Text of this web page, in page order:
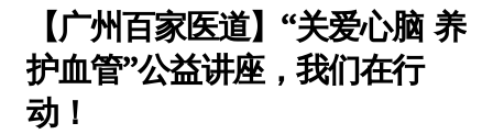
【广州百家医道】“关爱心脑 养
护血管”公益讲座，我们在行
动！​